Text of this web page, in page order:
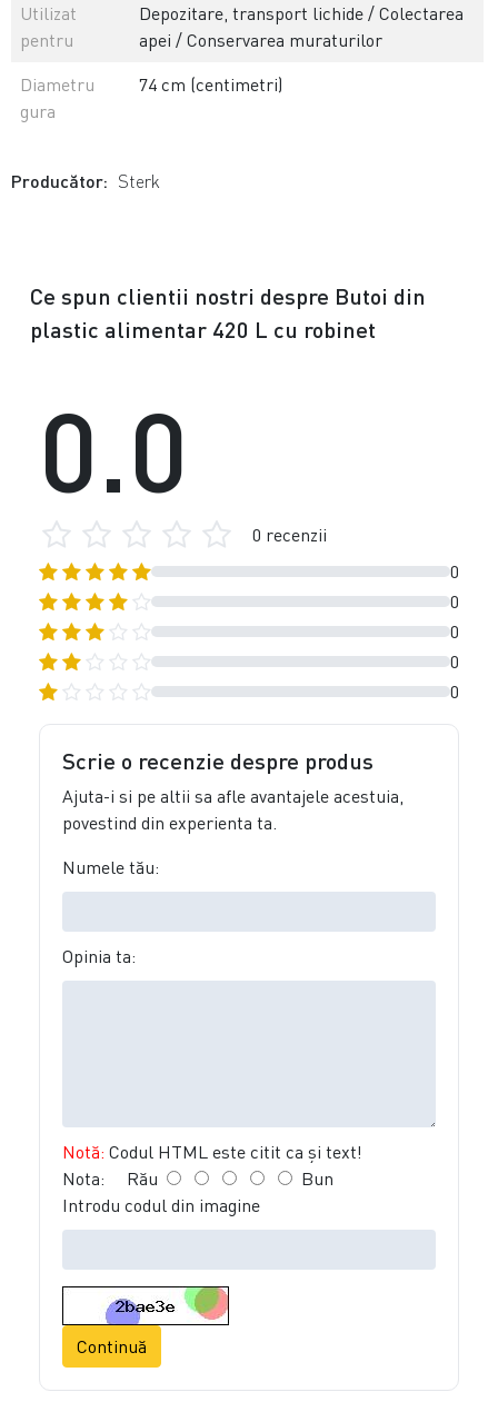
Utilizat
pentru
Depozitare, transport lichide / Colectarea
apei / Conservarea muraturilor
Diametru
gura
74 cm (centimetri)
Producător: Sterk
Ce spun clientii nostri despre Butoi din
plastic alimentar 420 L cu robinet
0
0
0
0
0
0.0
0 recenzii
Scrie o recenzie despre produs
Ajuta-i si pe altii sa afle avantajele acestuia,
povestind din experienta ta.
Numele tău:
Opinia ta:
Notă: Codul HTML este citit ca şi text!
Nota: Rău
Bun
Introdu codul din imagine
Continuă